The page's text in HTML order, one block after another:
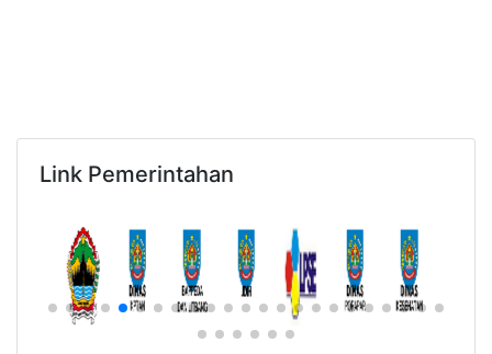
Link Pemerintahan